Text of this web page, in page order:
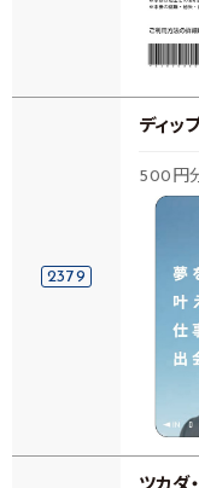
2379
ディップ
500円